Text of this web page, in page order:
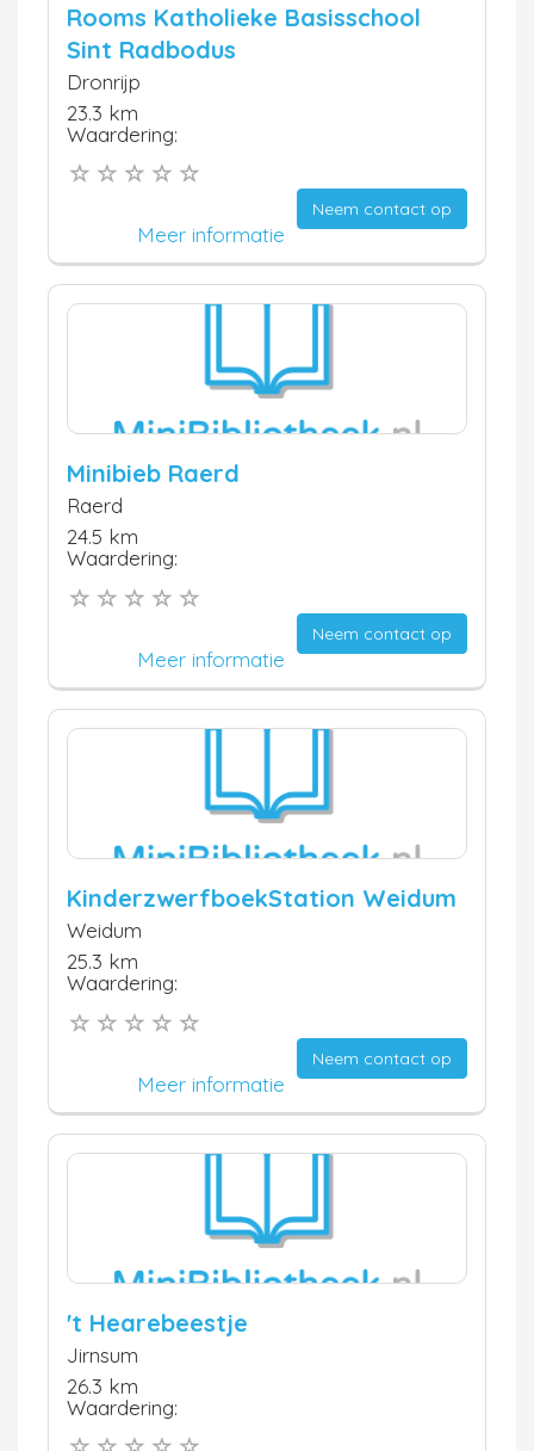
Rooms Katholieke Basisschool
Sint Radbodus
Dronrijp
23.3 km
Waardering:
Neem contact op
Meer informatie
Minibieb Raerd
Raerd
24.5 km
Waardering:
Neem contact op
Meer informatie
KinderzwerfboekStation Weidum
Weidum
25.3 km
Waardering:
Neem contact op
Meer informatie
't Hearebeestje
Jirnsum
26.3 km
Waardering: